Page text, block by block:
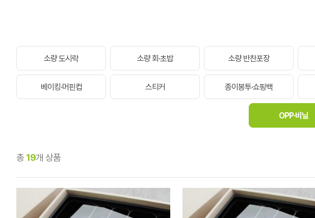
소량 도시락 소량 회·초밥 소량 반찬포장
베이킹·머핀컵 스티커 종이봉투·쇼핑백
OPP·비닐
총 19개 상품